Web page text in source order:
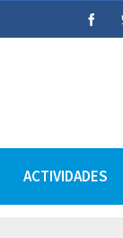
ACTIVIDADES